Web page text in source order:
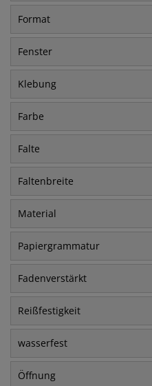
Format
Fenster
Klebung
Farbe
Falte
Faltenbreite
Material
Papiergrammatur
Fadenverstärkt
Reißfestigkeit
wasserfest
Öffnung